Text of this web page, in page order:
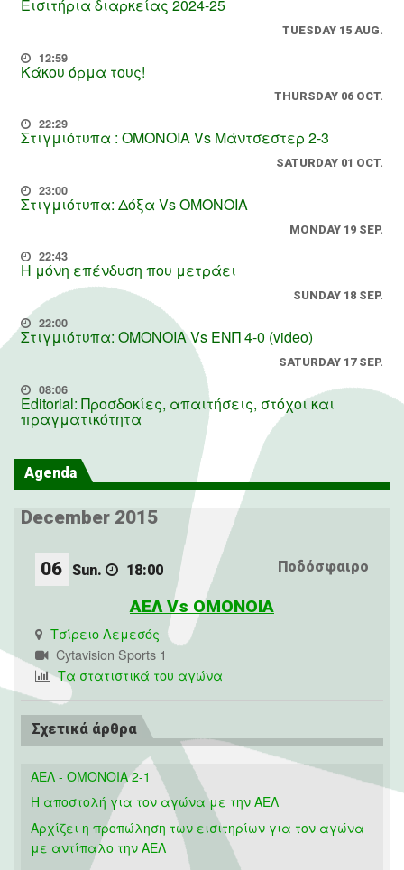
Εισιτήρια διαρκείας 2024-25
TUESDAY 15 AUG.
12:59
Κάκου όρμα τους!
THURSDAY 06 OCT.
22:29
Στιγμιότυπα : ΟΜΟΝΟΙΑ Vs Μάντσεστερ 2-3
SATURDAY 01 OCT.
23:00
Στιγμιότυπα: Δόξα Vs OMONOIA
MONDAY 19 SEP.
22:43
Η μόνη επένδυση που μετράει
SUNDAY 18 SEP.
22:00
Στιγμιότυπα: ΟΜΟΝΟΙΑ Vs ΕΝΠ 4-0 (video)
SATURDAY 17 SEP.
08:06
Editorial: Προσδοκίες, απαιτήσεις, στόχοι και
πραγματικότητα
Agenda
December 2015
06 Sun. 18:00 Ποδόσφαιρο
ΑΕΛ Vs ΟΜΟΝΟΙΑ
Τσίρειο Λεμεσός
Cytavision Sports 1
Τα στατιστικά του αγώνα
Σχετικά άρθρα
ΑΕΛ - ΟΜΟΝΟΙΑ 2-1
H αποστολή για τον αγώνα με την ΑΕΛ
Αρχίζει η προπώληση των εισιτηρίων για τον αγώνα
με αντίπαλο την ΑΕΛ